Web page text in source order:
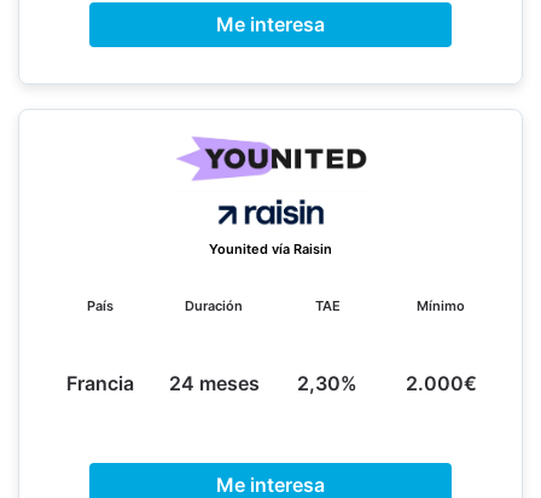
Me interesa
Younited vía Raisin
País
Francia
Duración
24 meses
TAE
2,30%
Mínimo
2.000€
Me interesa